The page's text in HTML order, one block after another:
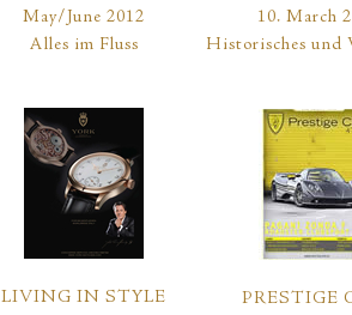
May/June 2012
Alles im Fluss
10. March
Historisches und
LIVING IN STYLE
PRESTIGE